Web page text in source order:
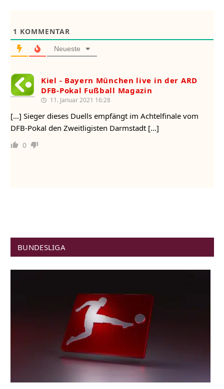
1 KOMMENTAR
Neueste
Kiel - Bayern München live in der ARD
DFB-Pokal Fußball Magazin
11. Januar 2021 16:28
[…] Sieger dieses Duells empfängt im Achtelfinale vom
DFB-Pokal den Zweitligisten Darmstadt […]
0
BUNDESLIGA